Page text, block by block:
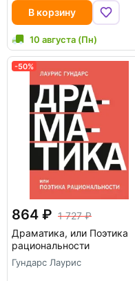
В корзину
10 августа (Пн)
-50%
864
1 727
Драматика, или Поэтика
рациональности
Гундарс Лаурис